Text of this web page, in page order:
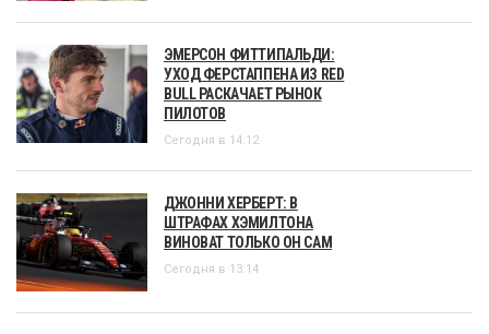
ЭМЕРСОН ФИТТИПАЛЬДИ:
УХОД ФЕРСТАППЕНА ИЗ RED
BULL РАСКАЧАЕТ РЫНОК
ПИЛОТОВ
Сегодня в 14:12
ДЖОННИ ХЕРБЕРТ: В
ШТРАФАХ ХЭМИЛТОНА
ВИНОВАТ ТОЛЬКО ОН САМ
Сегодня в 13:14